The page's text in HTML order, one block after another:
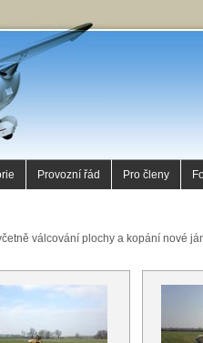
Provozní řád Pro členy
válcování plochy a kopání nové